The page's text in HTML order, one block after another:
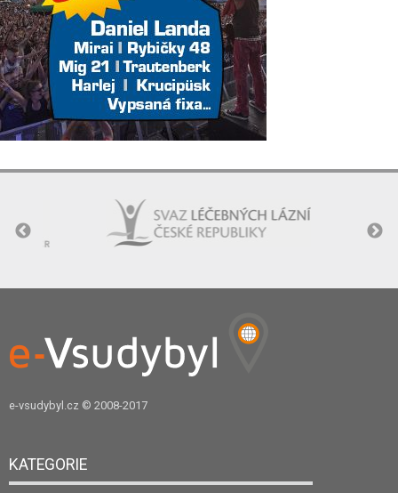
e-vsudybyl.cz © 2008-2017
KATEGORIE